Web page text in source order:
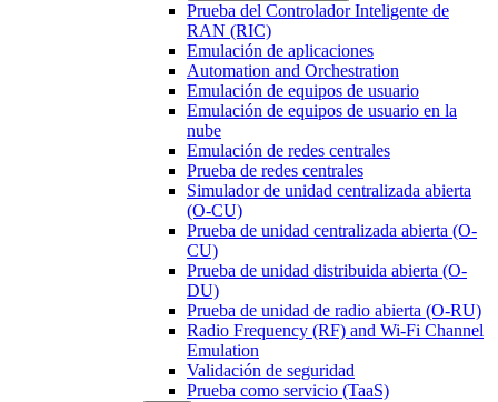
Prueba del Controlador Inteligente de
RAN (RIC)
Emulación de aplicaciones
Automation and Orchestration
Emulación de equipos de usuario
Emulación de equipos de usuario en la
nube
Emulación de redes centrales
Prueba de redes centrales
Simulador de unidad centralizada abierta
(O-CU)
Prueba de unidad centralizada abierta (O-
CU)
Prueba de unidad distribuida abierta (O-
DU)
Prueba de unidad de radio abierta (O-RU)
Radio Frequency (RF) and Wi-Fi Channel
Emulation
Validación de seguridad
Prueba como servicio (TaaS)